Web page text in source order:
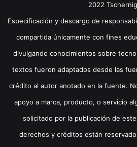
2022
Especificación y descargo de
compartida únicamente con fines
divulgando conocimientos sobre
textos fueron adaptados desde las
crédito al autor anotado en la fuente.
apoyo a marca, producto, o servicio
solicitado por la publicación de
derechos y créditos están